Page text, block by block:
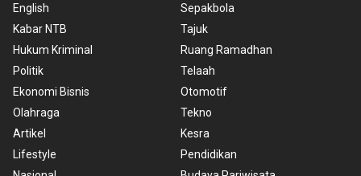
English
Kabar NTB
Hukum Kriminal
Politik
Ekonomi Bisnis
Olahraga
Artikel
Lifestyle
Sepakbola
Tajuk
Ruang Ramadhan
Telaah
Otomotif
Tekno
Kesra
Pendidikan